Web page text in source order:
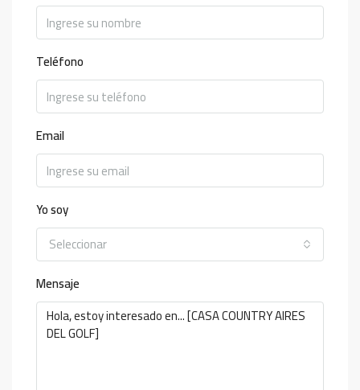
Teléfono
Email
Yo soy
Seleccionar
Mensaje